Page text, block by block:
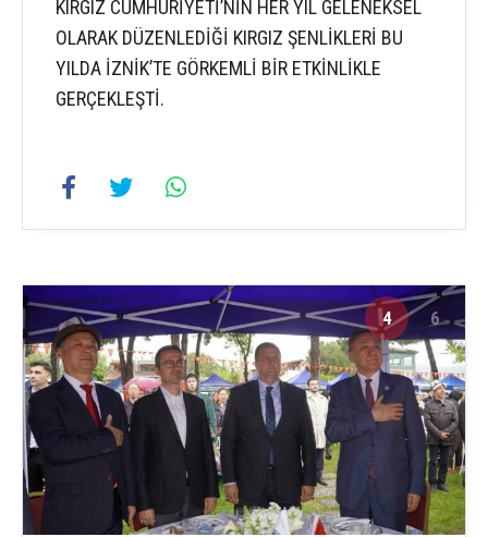
KIRGIZ CUMHURİYETİ’NİN HER YIL GELENEKSEL
OLARAK DÜZENLEDİĞİ KIRGIZ ŞENLİKLERİ BU
YILDA İZNİK’TE GÖRKEMLİ BİR ETKİNLİKLE
GERÇEKLEŞTİ.
4 6